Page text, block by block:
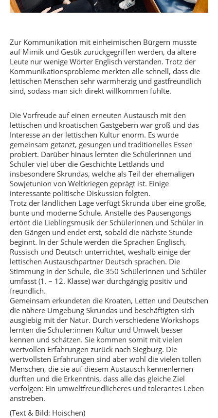
Zur Kommunikation mit einheimischen Bürgern musste
auf Mimik und Gestik zurückgegriffen werden, da ältere
Leute nur wenige Wörter Englisch verstanden. Trotz der
Kommunikationsprobleme merkten alle schnell, dass die
lettischen Menschen sehr warmherzig und gastfreundlich
sind, sodass man sich direkt willkommen fühlte.
Die Vorfreude auf einen erneuten Austausch mit den
lettischen und kroatischen Gastgebern war groß und das
Interesse an der lettischen Kultur enorm. Es wurde
gemeinsam getanzt, gesungen und traditionelles Essen
probiert. Darüber hinaus lernten die Schülerinnen und
Schüler viel über die Geschichte Lettlands und
insbesondere Skrundas, welche als Teil der ehemaligen
Sowjetunion von Weltkriegen geprägt ist. Einige
interessante politische Diskussion folgten.
Trotz der ländlichen Lage verfügt Skrunda über eine große,
bunte und moderne Schule. Anstelle des Pausengongs
ertönt die Lieblingsmusik der Schülerinnen und Schüler in
den Gängen und endet erst, sobald die nächste Stunde
beginnt. In der Schule werden die Sprachen Englisch,
Russisch und Deutsch unterrichtet, weshalb einige der
lettischen Austauschpartner Deutsch sprachen. Die
Stimmung in der Schule, die 350 Schülerinnen und Schüler
umfasst (1. – 12. Klasse) war durchgängig positiv und
freundlich.
Gemeinsam erkundeten die Kroaten, Letten und Deutschen
die nähere Umgebung Skrundas und beschäftigten sich
ausgiebig mit der Natur. Durch verschiedene Workshops
lernten die Schüler:innen Kultur und Umwelt besser
kennen und schätzen. Sie kommen somit mit vielen
wertvollen Erfahrungen zurück nach Siegburg. Die
wertvollsten Erfahrungen sind aber wohl die vielen tollen
Menschen, die sie auf diesem Austausch kennenlernen
durften und die Erkenntnis, dass alle das gleiche Ziel
verfolgen: Ein umweltfreundlicheres und tolerantes Leben
anstreben.
(Text & Bild: Hoischen)